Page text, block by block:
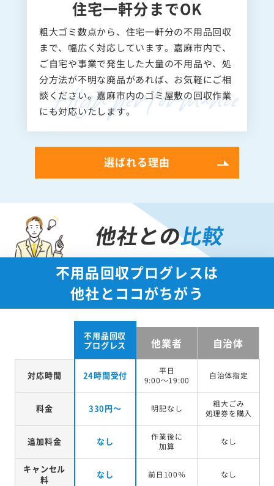
住宅一軒分までOK
粗大ゴミ数点から、住宅一軒分の不用品回収
まで、幅広く対応しています。嘉麻市内で、
ご自宅や事業で発生した大量の不用品や、処
分方法が不明な廃品があれば、お気軽にご相
談ください。嘉麻市内のゴミ屋敷の回収作業
にも対応いたします。
選ばれる理由
他社との比較
不用品回収プログレスは
他社とココがちがう
不用品回収
プログレス
他業者 自治体
対応時間 24時間受付
平日
9:00～19:00
自治体指定
料金 330円～ 明記なし
粗大ごみ
処理券を購入
追加料金 なし
作業後に
加算
なし
キャンセル
料
なし 前日100％ なし